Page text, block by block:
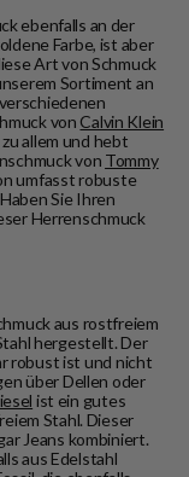
ebenfalls an der
Farbe, ist aber
Art von Schmuck
Sortiment an
von Calvin Klein
allem und hebt
von Tommy
umfasst robuste
Sie Ihren
Herrenschmuck
aus rostfreiem
hergestellt. Der
robust ist und nicht
über Dellen oder
ist ein gutes
Stahl. Dieser
Jeans kombiniert.
aus Edelstahl